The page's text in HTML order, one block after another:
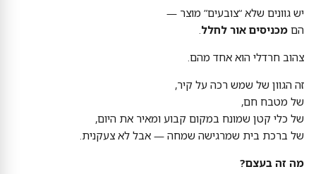
יש גוונים שלא “צובעים” מוצר —
הם מכניסים אור לחלל
צהוב חרדלי הוא אחד מהם.
זה הגוון של שמש רכה על קיר,
של מטבח חם,
של כלי קטן שמונח במקום קבוע ומאיר את היום,
של ברכת בית שמרגישה שמחה — אבל לא צעקנית.
מה זה בעצם?